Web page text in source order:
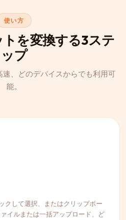
使い方
を変換する3ステ
ップ
、どのデバイスからでも利用可
能。
クして選択、またはクリップボー
イルまたは一括アップロード、ど